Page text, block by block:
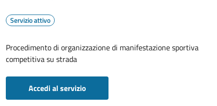
Servizio attivo
Procedimento di organizzazione di manifestazione sportiva
competitiva su strada
Accedi al servizio